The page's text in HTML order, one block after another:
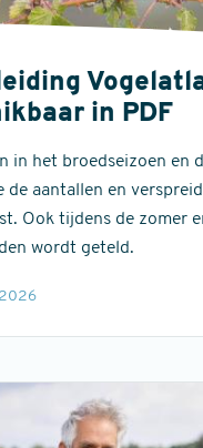
in PDF
in het broedseizoen en
de aantallen en
Ook tijdens de zomer
wordt geteld.